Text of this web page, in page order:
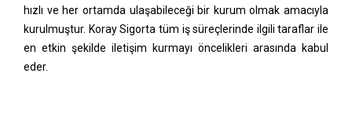
hızlı ve her ortamda ulaşabileceği bir kurum olmak amacıyla
kurulmuştur. Koray Sigorta tüm iş süreçlerinde ilgili taraflar ile
en etkin şekilde iletişim kurmayı öncelikleri arasında kabul
eder.